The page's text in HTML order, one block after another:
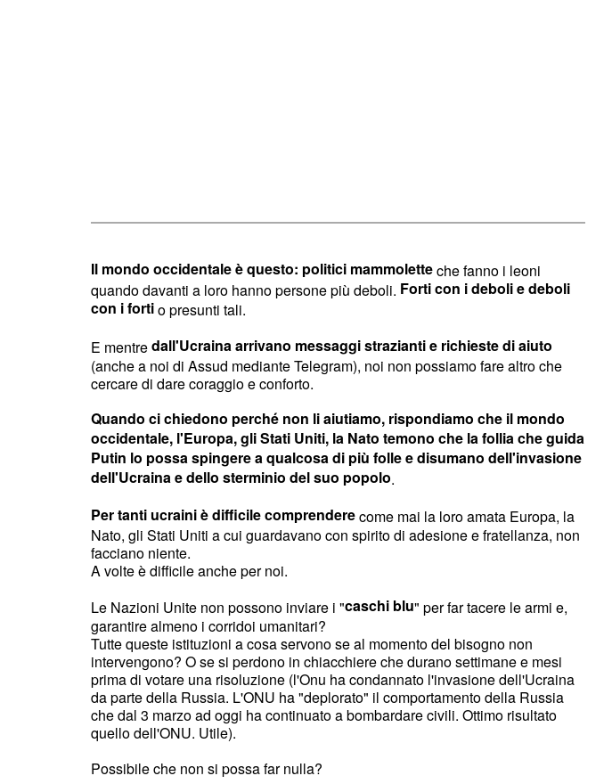
Il mondo occidentale è questo: politici mammolette che fanno i leoni
quando davanti a loro hanno persone più deboli. Forti con i deboli e deboli
con i forti o presunti tali.
E mentre dall'Ucraina arrivano messaggi strazianti e richieste di aiuto
(anche a noi di Assud mediante Telegram), noi non possiamo fare altro che
cercare di dare coraggio e conforto.
Quando ci chiedono perché non li aiutiamo, rispondiamo che il mondo
occidentale, l'Europa, gli Stati Uniti, la Nato temono che la follia che guida
Putin lo possa spingere a qualcosa di più folle e disumano dell'invasione
dell'Ucraina e dello sterminio del suo popolo
Per tanti ucraini è difficile comprendere come mai la loro amata Europa, la
Nato, gli Stati Uniti a cui guardavano con spirito di adesione e fratellanza, non
facciano niente.
A volte è difficile anche per noi.
Le Nazioni Unite non possono inviare i "caschi blu" per far tacere le armi e,
garantire almeno i corridoi umanitari?
Tutte queste istituzioni a cosa servono se al momento del bisogno non
intervengono? O se si perdono in chiacchiere che durano settimane e mesi
prima di votare una risoluzione (l'Onu ha condannato l'invasione dell'Ucraina
da parte della Russia. L'ONU ha "deplorato" il comportamento della Russia
che dal 3 marzo ad oggi ha continuato a bombardare civili. Ottimo risultato
quello dell'ONU. Utile).
Possibile che non si possa far nulla?